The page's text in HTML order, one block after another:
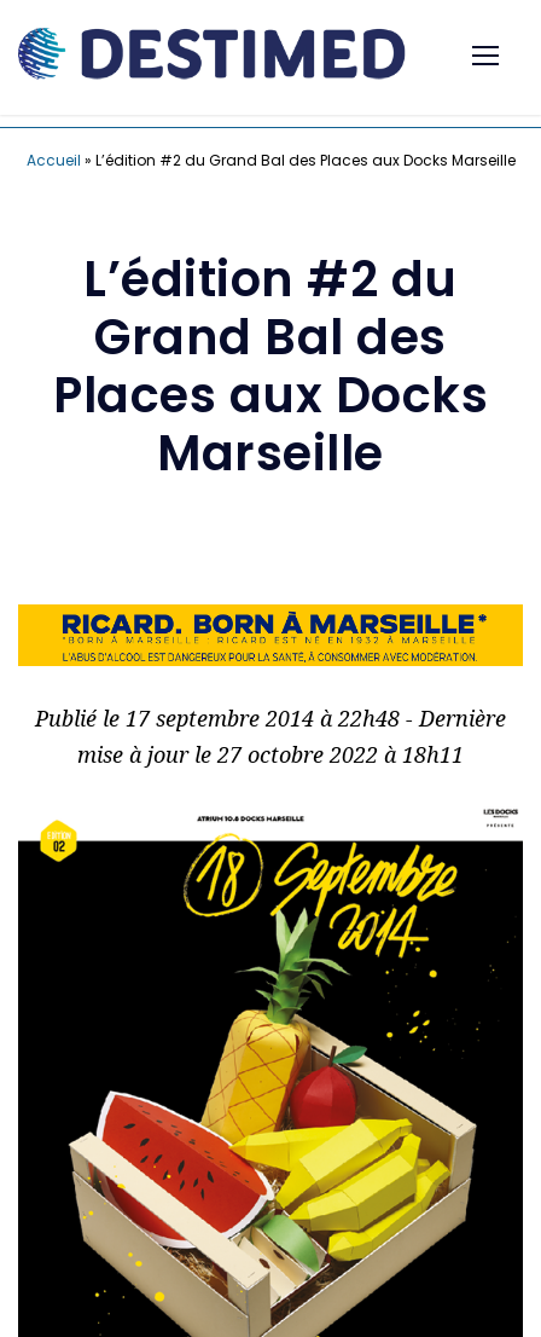
Accueil » L’édition #2 du Grand Bal des Places aux Docks Marseille
L’édition #2 du
Grand Bal des
Places aux Docks
Marseille
Publié le 17 septembre 2014 à 22h48 - Dernière
mise à jour le 27 octobre 2022 à 18h11